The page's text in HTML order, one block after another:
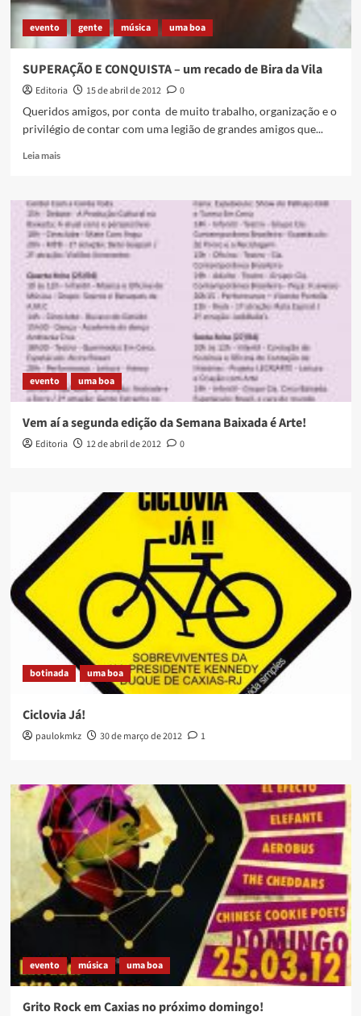
evento gente música uma boa
SUPERAÇÃO E CONQUISTA – um recado de Bira da Vila
Editoria 15 de abril de 2012
0
Queridos amigos, por conta de muito trabalho, organização e o
privilégio de contar com uma legião de grandes amigos que...
Leia maisRead
SUPERAÇÃO
E
CONQUISTA
–
um
recado
de
da
Vila
evento uma boa
Vem aí a segunda edição da Semana Baixada é Arte!
Editoria 12 de abril de 2012 0
botinada uma boa
Ciclovia Já!
paulokmkz 30 de março de 2012 1
evento música uma boa
Grito Rock em Caxias no próximo domingo!